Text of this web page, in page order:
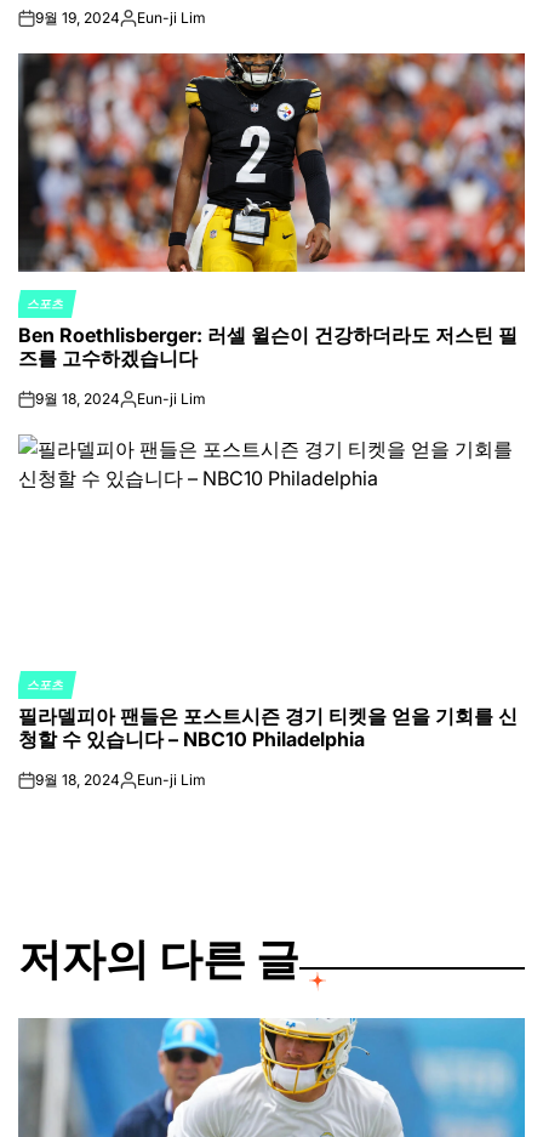
on9월 19, 2024Posted
Eun-ji Lim
POSTED
IN
스포츠
Ben Roethlisberger: 러셀 윌슨이 건강하더라도 저스틴 필
즈를 고수하겠습니다
on9월 18, 2024Posted
Eun-ji Lim
POSTED
IN
스포츠
필라델피아 팬들은 포스트시즌 경기 티켓을 얻을 기회를 신
청할 수 있습니다 – NBC10 Philadelphia
on9월 18, 2024Posted
Eun-ji Lim
저자의 다른 글